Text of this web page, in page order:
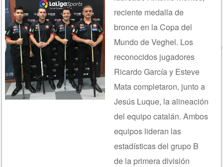
reciente medalla de
bronce en la Copa del
Mundo de Veghel. Los
reconocidos jugadores
Ricardo García y Esteve
Mata completaron, junto a
Jesús Luque, la alineación
del equipo catalán. Ambos
equipos lideran las
estadísticas del grupo B
de la primera división